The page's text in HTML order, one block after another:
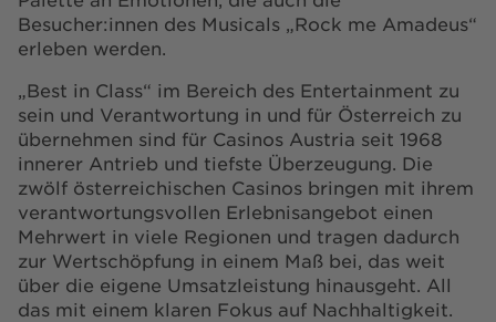
Besucher:innen des Musicals „Rock me Amadeus“
erleben werden.
„Best in Class“ im Bereich des Entertainment zu
sein und Verantwortung in und für Österreich zu
übernehmen sind für Casinos Austria seit 1968
innerer Antrieb und tiefste Überzeugung. Die
zwölf österreichischen Casinos bringen mit ihrem
verantwortungsvollen Erlebnisangebot einen
Mehrwert in viele Regionen und tragen dadurch
zur Wertschöpfung in einem Maß bei, das weit
über die eigene Umsatzleistung hinausgeht. All
das mit einem klaren Fokus auf Nachhaltigkeit.